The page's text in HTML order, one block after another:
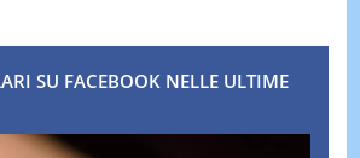
SU FACEBOOK NELLE ULTIME